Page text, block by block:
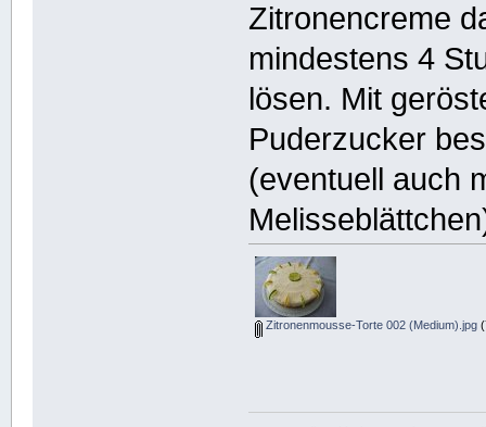
Zitronencreme
mindestens 4
lösen. Mit
Puderzucker
(eventuell auch
Zitronenmousse-Torte 002 (Medium).jpg